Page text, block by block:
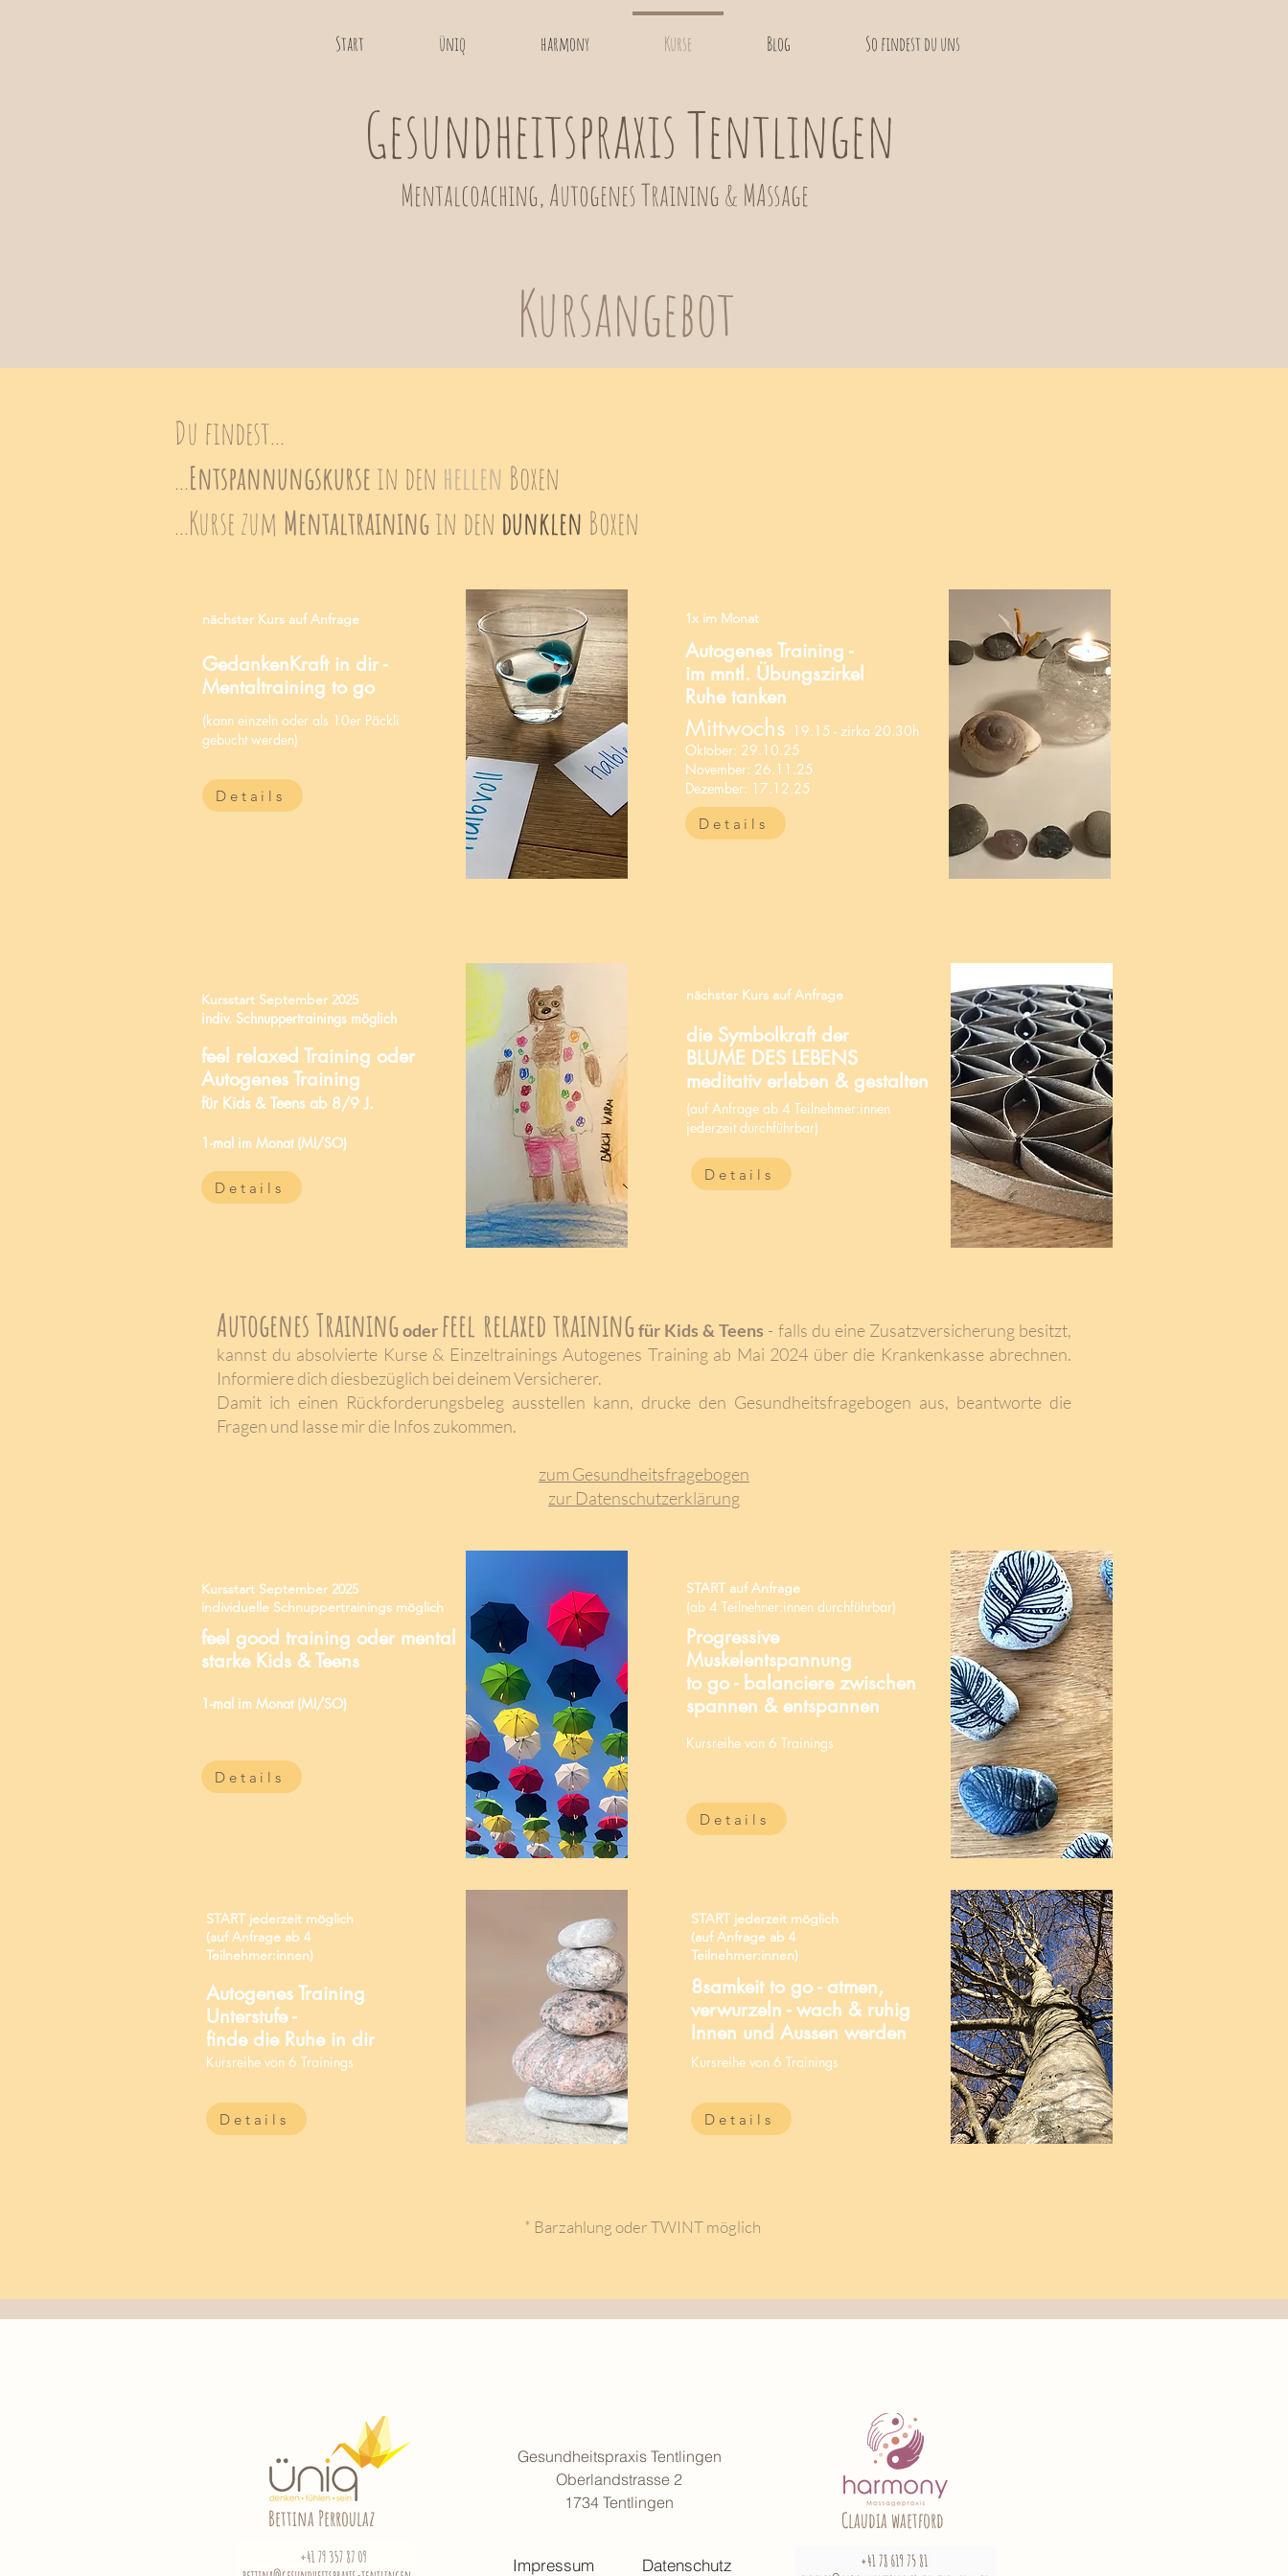
Start üniq harmony Kurse Blog So findest du uns
Kursangebot
Du findest...
...Entspannungskursein den hellen Boxen
...Kurse zum Mentaltrainingin den dunklen Boxen
Details
nächster Kurs auf Anfrage
GedankenKraft in dir -
Mentaltraining to go
(kann einzeln oder als 10er Päckli
gebucht werden)
Details
1x im Monat
Autogenes Training -
im mntl. Übungszirkel
Ruhe tanken
Mittwochs 19.15 - zirka 20.30h
Oktober: 29.10.25
November: 26.11.25
Dezember: 17.12.25
Kursstart September 2025
indiv. Schnuppertrainings möglich
feel relaxed Training oder
Autogenes Training
für Kids & Teens ab 8/9 J.
Details
1-mal im Monat (MI/SO)
Details
nächster Kurs auf Anfrage
die Symbolkraft der
BLUME DES LEBENS
meditativ erleben & gestalten
(auf Anfrage ab 4 Teilnehmer:innen
jederzeit durchführbar)
Autogenes Trainingoder feel relaxed trainingfür Kids & Teens - falls du eine Zusatzversicherung besitzt,
kannst du absolvierte Kurse & Einzeltrainings Autogenes Training ab Mai 2024 über die Krankenkasse abrechnen.
Informiere dich diesbezüglich bei deinem Versicherer.
Damit ich einen Rückforderungsbeleg ausstellen kann, drucke den Gesundheitsfragebogen aus, beantworte die
Fragen und lasse mir die Infos zukommen.
zum Gesundheitsfragebogen
zur Datenschutzerklärung
feel good training oder mental
starke Kids & Teens
Details
Kursstart September 2025
individuelle Schnuppertrainings möglich
1-mal im Monat (MI/SO)
Details
START auf Anfrage
(ab 4 Teilnehner:innen durchführbar)
Progressive
Muskelentspannung
to go- balanciere zwischen
spannen & entspannen
Kursreihe von 6 Trainings
Details
START jederzeit möglich
(auf Anfrage ab 4
Teilnehmer:innen)
Autogenes Training
Unterstufe -
finde die Ruhe in dir
Kursreihe von 6 Trainings
Details
START jederzeit möglich
(auf Anfrage ab 4
Teilnehmer:innen)
8samkeit to go - atmen,
verwurzeln - wach & ruhig
Innen und Aussen werden
Kursreihe von 6 Trainings
* Barzahlung oder TWINT möglich
Gesundheitspraxis Tentlingen
Mentalcoaching, Autogenes Training& MAssage
Bettina Perroulaz
Gesundheitspraxis Tentlingen
Oberlandstrasse 2
1734 Tentlingen
Impressum Datenschutz
Claudia waetford